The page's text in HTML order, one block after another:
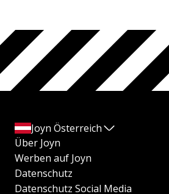
Joyn Österreich
Über Joyn
Werben auf Joyn
Datenschutz
Datenschutz Social Media